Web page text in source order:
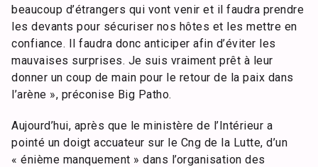
beaucoup d’étrangers qui vont venir et il faudra prendre
les devants pour sécuriser nos hôtes et les mettre en
confiance. Il faudra donc anticiper afin d’éviter les
mauvaises surprises. Je suis vraiment prêt à leur
donner un coup de main pour le retour de la paix dans
l’arène », préconise Big Patho.
Aujourd’hui, après que le ministère de l’Intérieur a
pointé un doigt accuateur sur le Cng de la Lutte, d’un
« énième manquement » dans l’organisation des